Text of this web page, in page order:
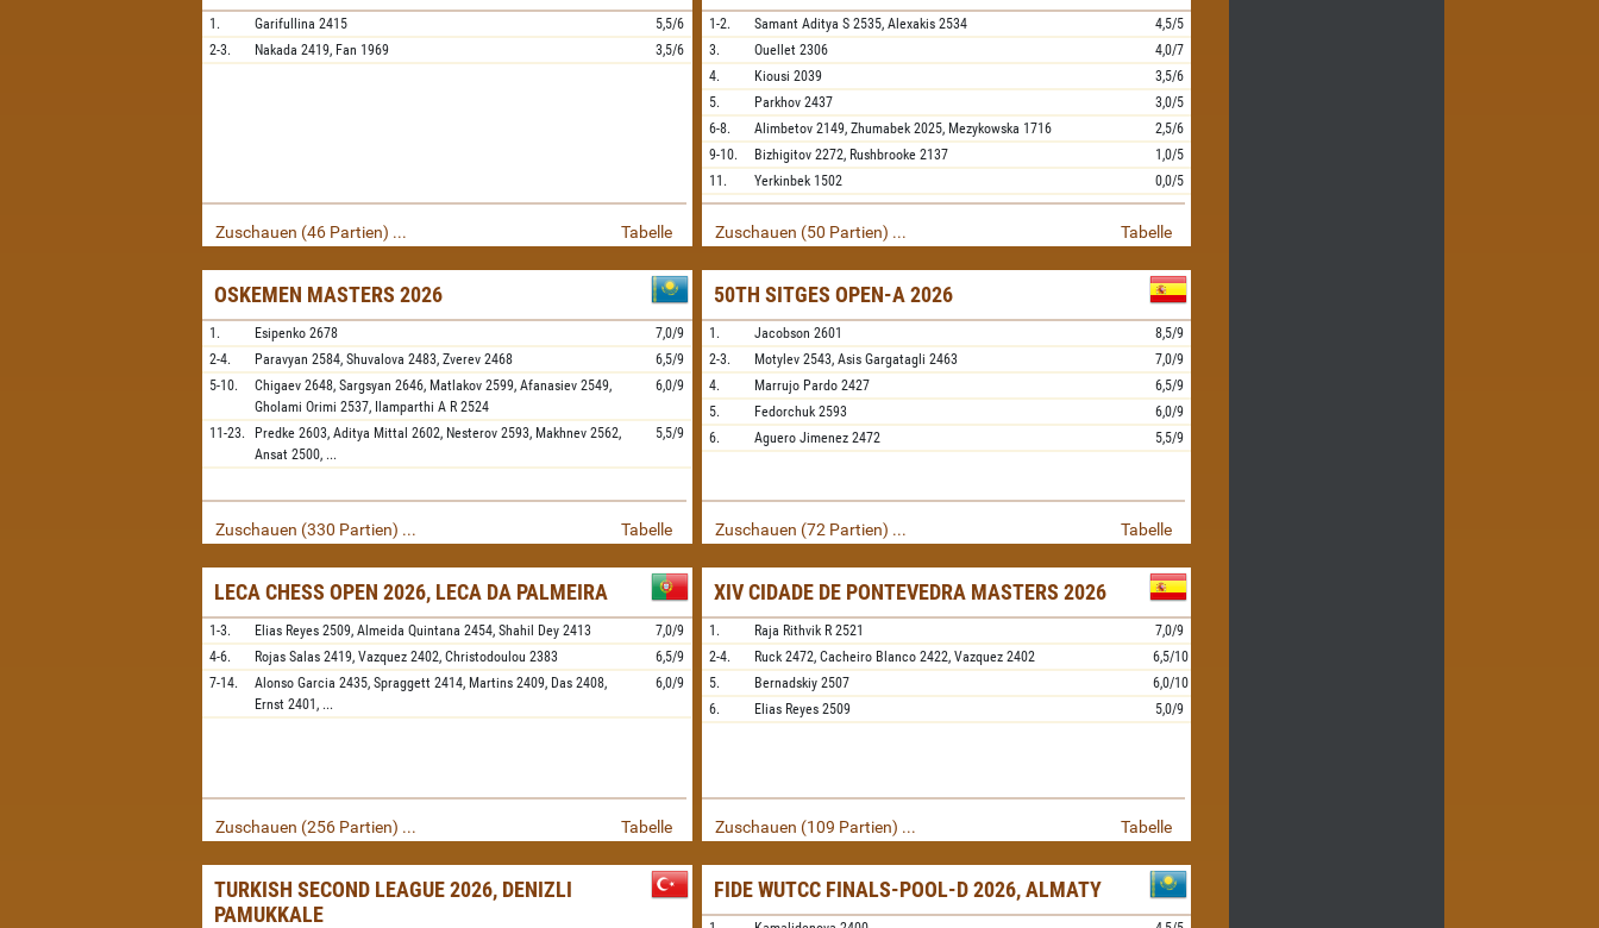
1. Garifullina 2415
5,5/6
2-3.
Nakada 2419, Fan 1969 3,5/6
Zuschauen (46 Partien) ... Tabelle
1-2. Samant Aditya S 2535, Alexakis 2534
4,5/5
3.
Ouellet 2306
4,0/7
4.
Kiousi 2039
3,5/6
5.
Parkhov 2437
3,0/5
6-8.
Alimbetov 2149, Zhumabek 2025, Mezykowska 1716
2,5/6
9-10.
Bizhigitov 2272, Rushbrooke 2137
1,0/5
11.
Yerkinbek 1502 0,0/5
Zuschauen (50 Partien) ... Tabelle
OSKEMEN MASTERS 2026
1. Esipenko 2678
7,0/9
2-4.
Paravyan 2584,Shuvalova 2483,Zverev 2468
6,5/9
5-10.
Chigaev 2648,Sargsyan 2646, Matlakov 2599,Afanasiev 2549,
Gholami Orimi 2537, Ilamparthi A R 2524
6,0/9
11-23. Predke 2603,Aditya Mittal 2602, Nesterov 2593, Makhnev 2562,
Ansat 2500, ...
5,5/9
Zuschauen (330 Partien) ... Tabelle
50TH SITGES OPEN-A 2026
1. Jacobson 2601
8,5/9
2-3.
Motylev 2543, Asis Gargatagli 2463
7,0/9
4.
Marrujo Pardo 2427
6,5/9
5.
Fedorchuk 2593
6,0/9
6.
Aguero Jimenez 2472 5,5/9
Zuschauen (72 Partien) ... Tabelle
LECA CHESS OPEN 2026, LECA DA PALMEIRA
1-3. Elias Reyes 2509,Almeida Quintana 2454,Shahil Dey 2413
7,0/9
4-6.
Rojas Salas 2419,Vazquez 2402,Christodoulou 2383
6,5/9
7-14.
Alonso Garcia 2435,Spraggett 2414, Martins 2409, Das 2408,
Ernst 2401, ...
6,0/9
Zuschauen (256 Partien) ... Tabelle
XIV CIDADE DE PONTEVEDRA MASTERS 2026
1. Raja Rithvik R 2521
7,0/9
2-4.
Ruck 2472, Cacheiro Blanco 2422, Vazquez 2402
6,5/10
5.
Bernadskiy 2507
6,0/10
6.
Elias Reyes 2509 5,0/9
Zuschauen (109 Partien) ... Tabelle
TURKISH SECOND LEAGUE 2026, DENIZLI
PAMUKKALE
FIDE WUTCC FINALS-POOL-D 2026, ALMATY